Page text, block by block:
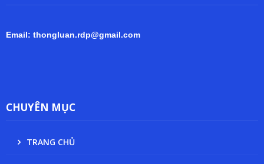
Email: thongluan.rdp@gmail.com
CHUYÊN MỤC
TRANG CHỦ